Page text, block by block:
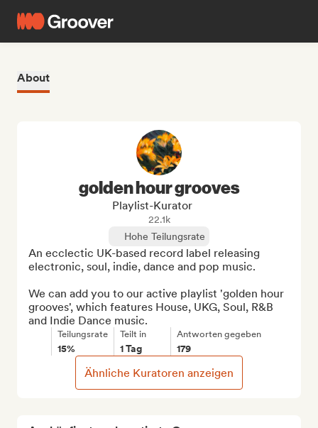
About
golden hour grooves
Playlist-Kurator
22.1k
Hohe Teilungsrate
An ecclectic UK-based record label releasing
electronic, soul, indie, dance and pop music.
We can add you to our active playlist 'golden hour
grooves', which features House, UKG, Soul, R&B
and Indie Dance music.
Teilungsrate
15%
Teilt in
1 Tag
Antworten gegeben
179
Ähnliche Kuratoren anzeigen